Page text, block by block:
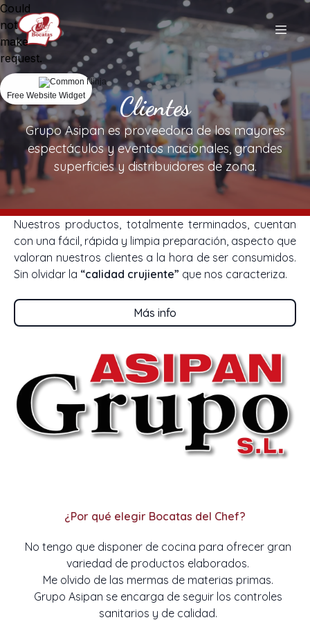
Clientes
Grupo Asipan es proveedora de los mayores
espectáculos y eventos nacionales, grandes
superficies y distribuidores de zona.
Nuestros productos, totalmente terminados, cuentan
con una fácil, rápida y limpia preparación, aspecto que
valoran nuestros clientes a la hora de ser consumidos.
Sin olvidar la “calidad crujiente” que nos caracteriza.
Más info
¿Por qué elegir Bocatas del Chef?
No tengo que disponer de cocina para ofrecer gran
variedad de productos elaborados.
Me olvido de las mermas de materias primas.
Grupo Asipan se encarga de seguir los controles
sanitarios y de calidad.
Could
not
make
request.
Free Website Widget